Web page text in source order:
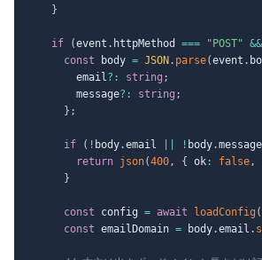
}
if (event . httpMethod === "POST" &&
const body = JSON . parse(event .
        email
? : string ;
        message
? : string ;
} ;
if ( ! body.email ! body.message
return json(400, { ok : false,
}
const config = await loadConfig (
const emailDomain = body.email .